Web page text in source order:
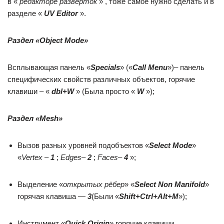
разделе « UV Editor».
Раздел «Object Mode»
Всплывающая панель «Specials» («Call Menu»)– панель
специфических свойств различных объектов, горячие
клавиши – « dbl+W » (Была просто « W»);
Раздел «Mesh»
Вызов разных уровней подобъектов «Select Mode»
«Vertex –1 ; Edges–2; Faces–4 »;
Выделение «открытых рёбер» «Select Non Manifold»
горячая клавиша — 3(Были «Shift+Ctrl+Alt+M»);